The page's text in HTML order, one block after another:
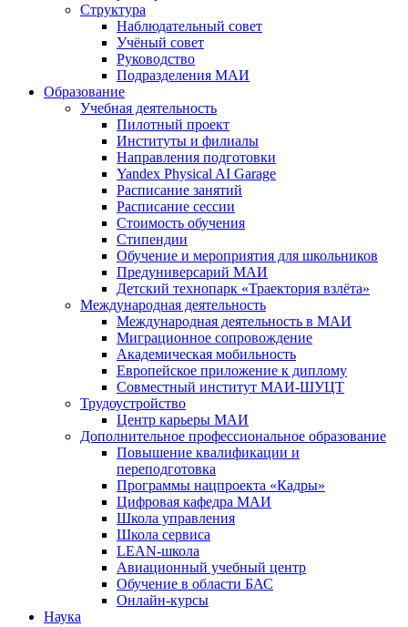
Структура
Наблюдательный совет
Учёный совет
Руководство
Подразделения МАИ
Образование
Учебная деятельность
Пилотный проект
Институты и филиалы
Направления подготовки
Yandex Physical AI Garage
Расписание занятий
Расписание сессии
Стоимость обучения
Стипендии
Обучение и мероприятия для школьников
Предуниверсарий МАИ
Детский технопарк «Траектория взлёта»
Международная деятельность
Международная деятельность в МАИ
Миграционное сопровождение
Академическая мобильность
Европейское приложение к диплому
Совместный институт МАИ-ШУЦТ
Трудоустройство
Центр карьеры МАИ
Дополнительное профессиональное образование
Повышение квалификации и
переподготовка
Программы нацпроекта «Кадры»
Цифровая кафедра МАИ
Школа управления
Школа сервиса
LEAN-школа
Авиационный учебный центр
Обучение в области БАС
Онлайн-курсы
Наука